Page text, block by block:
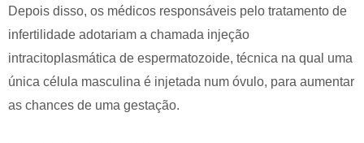
Depois disso, os médicos responsáveis pelo tratamento de
infertilidade adotariam a chamada injeção
intracitoplasmática de espermatozoide, técnica na qual uma
única célula masculina é injetada num óvulo, para aumentar
as chances de uma gestação.